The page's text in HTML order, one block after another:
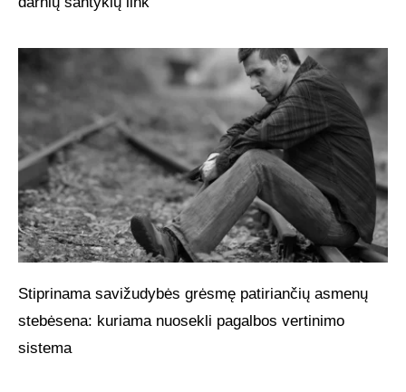
Stiprinama savižudybės grėsmę patiriančių asmenų
stebėsena: kuriama nuosekli pagalbos vertinimo
sistema